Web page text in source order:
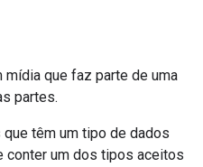
que faz parte de uma
partes.
têm um tipo de dados
conter um dos tipos aceitos